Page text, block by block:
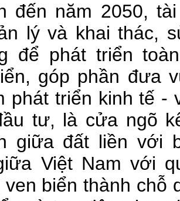
đến năm 2050,
lý và khai thác,
để phát triển
góp phần đưa
phát triển kinh tế -
tư, là cửa ngõ
giữa đất liền với
Việt Nam với
ven biển thành chỗ